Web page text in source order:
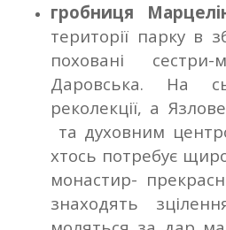
гробниця
території парку в
поховані
Даровська. На
реколекції, а
та духовним
хтось потребує
монастир-
знаходять